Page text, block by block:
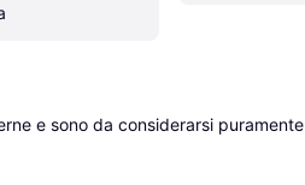
e sono da considerarsi puramente